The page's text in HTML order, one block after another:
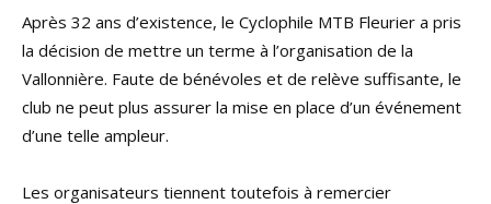
Après 32 ans d’existence, le Cyclophile MTB Fleurier a pris
la décision de mettre un terme à l’organisation de la
Vallonnière. Faute de bénévoles et de relève suffisante, le
club ne peut plus assurer la mise en place d’un événement
d’une telle ampleur.
Les organisateurs tiennent toutefois à remercier